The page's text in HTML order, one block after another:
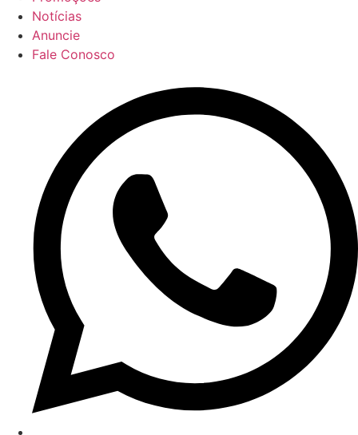
Notícias
Anuncie
Fale Conosco